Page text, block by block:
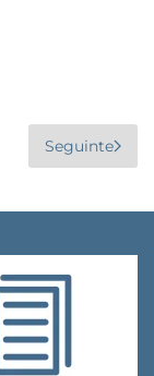
Seguinte